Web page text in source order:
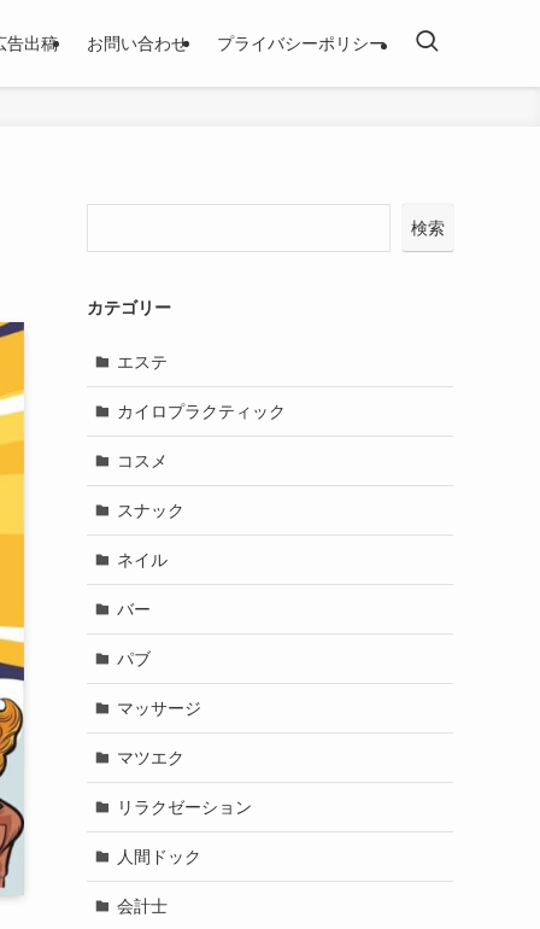
告出稿 お問い合わせ プライバシーポリシー
検索
カテゴリー
エステ
カイロプラクティック
コスメ
スナック
ネイル
バー
パブ
マッサージ
マツエク
リラクゼーション
人間ドック
会計士